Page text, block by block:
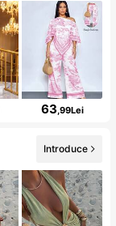
63,99Lei
Introduce